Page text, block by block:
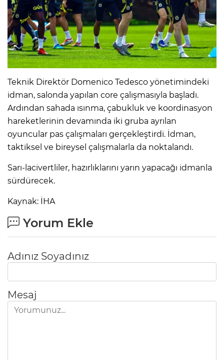
Teknik Direktör Domenico Tedesco yönetimindeki
idman, salonda yapılan core çalışmasıyla başladı.
Ardından sahada ısınma, çabukluk ve koordinasyon
hareketlerinin devamında iki gruba ayrılan
oyuncular pas çalışmaları gerçekleştirdi. İdman,
taktiksel ve bireysel çalışmalarla da noktalandı.
Sarı-lacivertliler, hazırlıklarını yarın yapacağı idmanla
sürdürecek.
Kaynak: İHA
Yorum Ekle
Adınız Soyadınız
Mesaj